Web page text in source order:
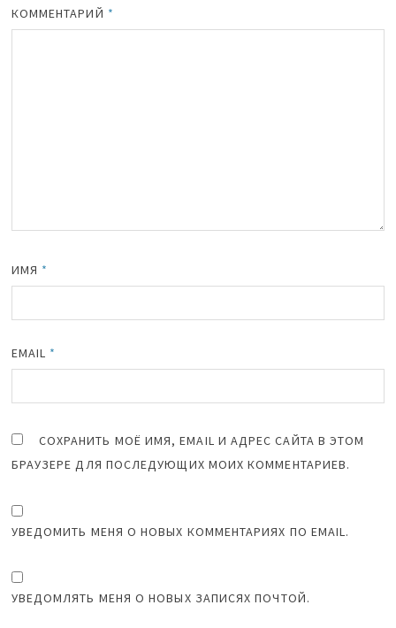
КОММЕНТАРИЙ *
ИМЯ *
EMAIL *
СОХРАНИТЬ МОЁ ИМЯ, EMAIL И АДРЕС САЙТА В ЭТОМ
БРАУЗЕРЕ ДЛЯ ПОСЛЕДУЮЩИХ МОИХ КОММЕНТАРИЕВ.
УВЕДОМИТЬ МЕНЯ О НОВЫХ КОММЕНТАРИЯХ ПО EMAIL.
УВЕДОМЛЯТЬ МЕНЯ О НОВЫХ ЗАПИСЯХ ПОЧТОЙ.